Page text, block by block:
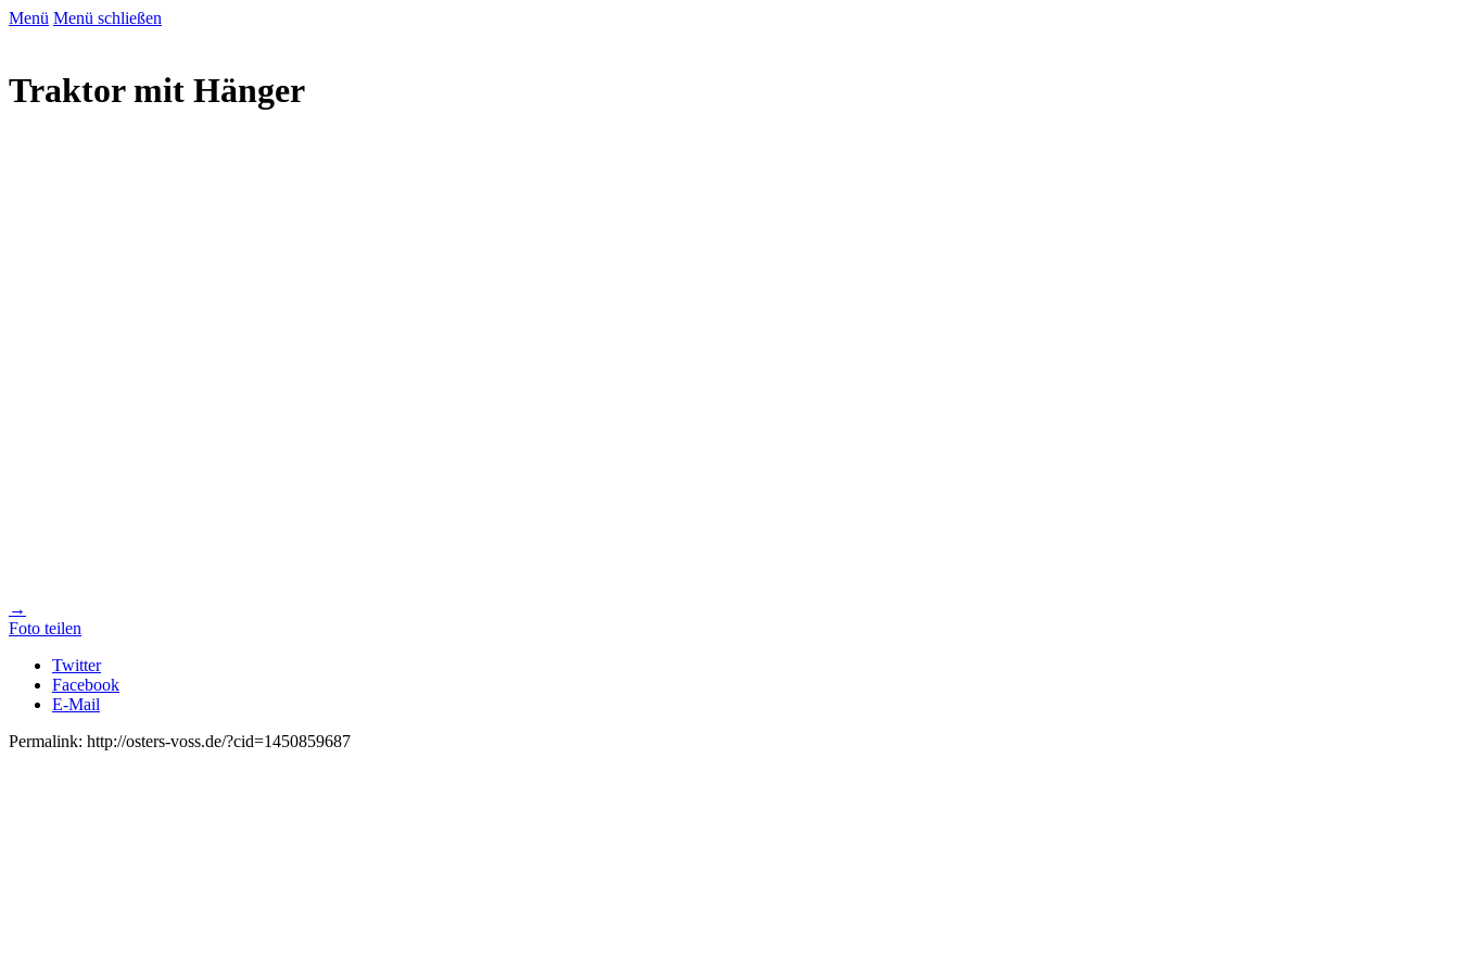
Menü Menü schließen
Traktor mit Hänger
→
Foto teilen
Twitter
Facebook
E-Mail
Permalink: http://osters-voss.de/?cid=1450859687